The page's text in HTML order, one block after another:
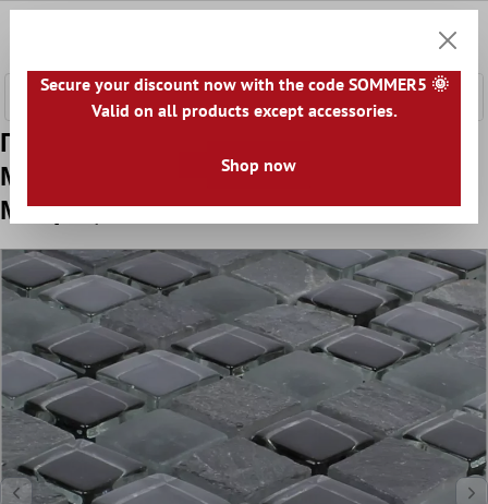
Πρότυπο από Ψηφιδωτά Πλακάκια
Μάρμαρο Java Μείγμα Γυαλιού Apollo
Μαύρος
Secure your discount now with the code SOMMER5 🌞
Valid on all products except accessories.
Shop now